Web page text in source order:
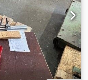
komplett
1 Anschlag für
rund 850 mm lang
2
absenkbar mit